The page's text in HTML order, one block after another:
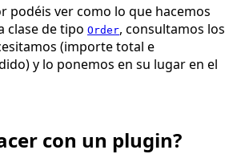
podéis ver como lo que hacemos
clase de tipo Order, consultamos los
(importe total e
y lo ponemos en su lugar en el
con un plugin?